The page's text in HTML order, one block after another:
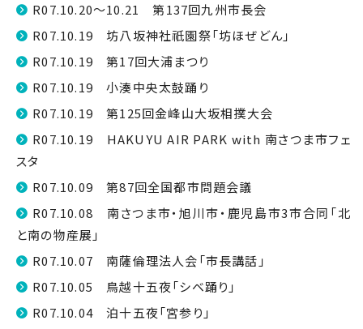
R07.10.20～10.21 第137回九州市長会
R07.10.19 坊八坂神社祇園祭「坊ほぜどん」
R07.10.19 第17回大浦まつり
R07.10.19 小湊中央太鼓踊り
R07.10.19 第125回金峰山大坂相撲大会
R07.10.19 HAKUYU AIR PARK with 南さつま市フェ
スタ
R07.10.09 第87回全国都市問題会議
R07.10.08 南さつま市・旭川市・鹿児島市3市合同「北
と南の物産展」
R07.10.07 南薩倫理法人会「市長講話」
R07.10.05 鳥越十五夜「シベ踊り」
R07.10.04 泊十五夜「宮参り」